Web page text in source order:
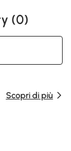
(0)
Scopri di più